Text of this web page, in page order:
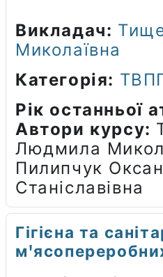
Викладач:
Миколаївна
Категорія:
Рік останньої
Автори курсу:
Людмила
Пилипчук
Станіславівна
Гігієна та